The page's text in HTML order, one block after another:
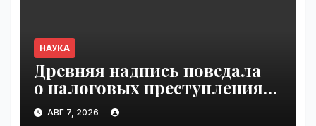
НАУКА
Древняя надпись поведала
о налоговых преступлениях |
VseTime.ru
АВГ 7, 2026